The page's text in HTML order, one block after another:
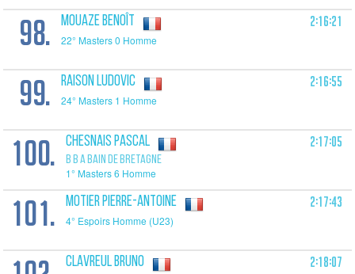
98. MOUAZE Benoît
22° Masters 0 Homme
2:16:21
99. RAISON Ludovic
24° Masters 1 Homme
2:16:55
100. CHESNAIS Pascal
B B A BAIN DE BRETAGNE
1° Masters 6 Homme
2:17:05
101. MOTIER Pierre-Antoine
4° Espoirs Homme (U23)
2:17:43
CLAVREUL Bruno 2:18:07